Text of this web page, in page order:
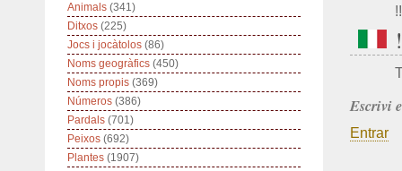
!!
!
Escrivi
Entrar
Animals (341)
Ditxos (225)
Jocs i jocàtolos (86)
Noms geogràfics (450)
Noms propis (369)
Números (386)
Pardals (701)
Peixos (692)
Plantes (1907)